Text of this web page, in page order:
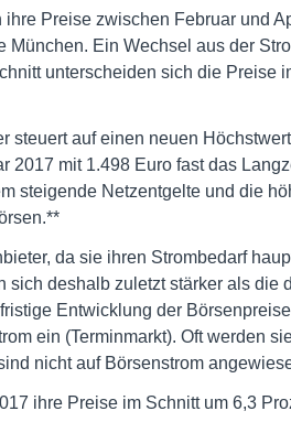
Preise zwischen Februar und
München. Ein Wechsel aus der
unterscheiden sich die Preise
steuert auf einen neuen
2017 mit 1.498 Euro fast das
steigende Netzentgelte und die
da sie ihren Strombedarf
sich deshalb zuletzt stärker als die
Entwicklung der
ein (Terminmarkt). Oft werden
nicht auf Börsenstrom
ihre Preise im Schnitt um 6,3